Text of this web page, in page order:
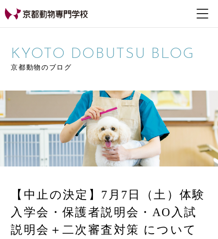
門学校
KYOTO DOBUTSU BLOG
京都動物のブログ
【中止の決定】7月7日（土）体験
入学会・保護者説明会・AO入試
説明会＋二次審査対策 について